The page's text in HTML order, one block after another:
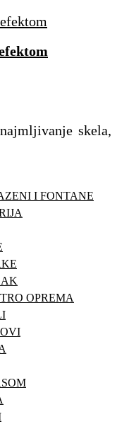
skela,
I FONTANE
OPREMA